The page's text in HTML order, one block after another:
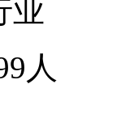
业
人